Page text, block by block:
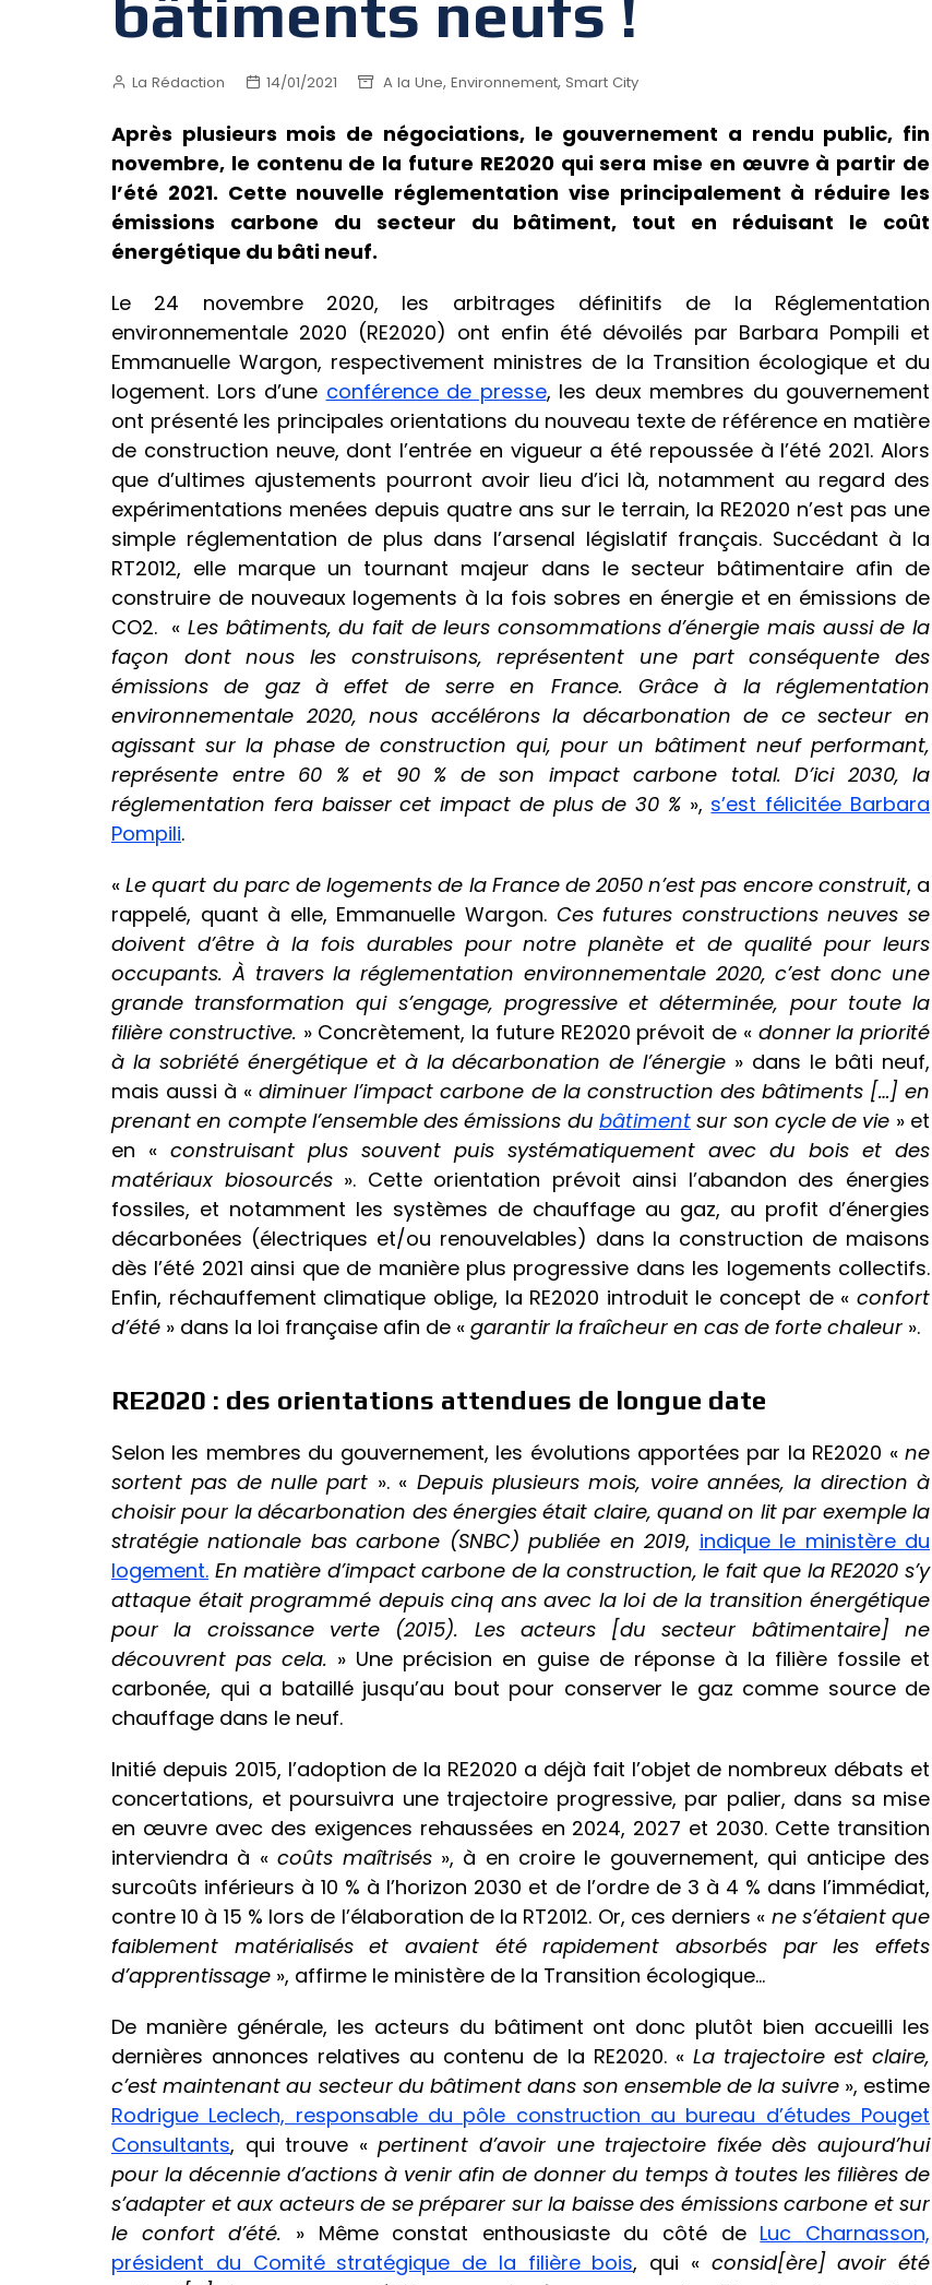
La Rédaction 14/01/2021 A la Une, Environnement, Smart City
Après plusieurs mois de négociations, le gouvernement a rendu public, fin
novembre, le contenu de la future RE2020 qui sera mise en œuvre à partir de
l’été 2021. Cette nouvelle réglementation vise principalement à réduire les
émissions carbone du secteur du bâtiment, tout en réduisant le coût
énergétique du bâti neuf.
Le 24 novembre 2020, les arbitrages définitifs de la Réglementation
environnementale 2020 (RE2020) ont enfin été dévoilés par Barbara Pompili et
Emmanuelle Wargon, respectivement ministres de la Transition écologique et du
logement. Lors d’une conférence de presse, les deux membres du gouvernement
ont présenté les principales orientations du nouveau texte de référence en matière
de construction neuve, dont l’entrée en vigueur a été repoussée à l’été 2021. Alors
que d’ultimes ajustements pourront avoir lieu d’ici là, notamment au regard des
expérimentations menées depuis quatre ans sur le terrain, la RE2020 n’est pas une
simple réglementation de plus dans l’arsenal législatif français. Succédant à la
RT2012, elle marque un tournant majeur dans le secteur bâtimentaire afin de
construire de nouveaux logements à la fois sobres en énergie et en émissions de
CO2. « Les bâtiments, du fait de leurs consommations d’énergie mais aussi de la
façon dont nous les construisons, représentent une part conséquente des
émissions de gaz à effet de serre en France. Grâce à la réglementation
environnementale 2020, nous accélérons la décarbonation de ce secteur en
agissant sur la phase de construction qui, pour un bâtiment neuf performant,
représente entre 60 % et 90 % de son impact carbone total. D’ici 2030, la
réglementation fera baisser cet impact de plus de 30 % », s’est félicitée Barbara
Pompili.
«Le quart du parc de logements de la France de 2050 n’est pas encore construit, a
rappelé, quant à elle, Emmanuelle Wargon. Ces futures constructions neuves se
doivent d’être à la fois durables pour notre planète et de qualité pour leurs
occupants. À travers la réglementation environnementale 2020, c’est donc une
grande transformation qui s’engage, progressive et déterminée, pour toute la
filière constructive. » Concrètement, la future RE2020 prévoit de « donner la priorité
à la sobriété énergétique et à la décarbonation de l’énergie » dans le bâti neuf,
mais aussi à «diminuer l’impact carbone de la construction des bâtiments […] en
prenant en compte l’ensemble des émissions du bâtiment sur son cycle de vie » et
en « construisant plus souvent puis systématiquement avec du bois et des
matériaux biosourcés ». Cette orientation prévoit ainsi l’abandon des énergies
fossiles, et notamment les systèmes de chauffage au gaz, au profit d’énergies
décarbonées (électriques et/ou renouvelables) dans la construction de maisons
dès l’été 2021 ainsi que de manière plus progressive dans les logements collectifs.
Enfin, réchauffement climatique oblige, la RE2020 introduit le concept de « confort
d’été » dans la loi française afin de « garantir la fraîcheur en cas de forte chaleur ».
RE2020 : des orientations attendues de longue date
Selon les membres du gouvernement, les évolutions apportées par la RE2020 «ne
sortent pas de nulle part ». « Depuis plusieurs mois, voire années, la direction à
choisir pour la décarbonation des énergies était claire, quand on lit par exemple la
stratégie nationale bas carbone (SNBC) publiée en 2019, indique le ministère du
logement. En matière d’impact carbone de la construction, le fait que la RE2020 s’y
attaque était programmé depuis cinq ans avec la loi de la transition énergétique
pour la croissance verte (2015). Les acteurs [du secteur bâtimentaire] ne
découvrent pas cela. » Une précision en guise de réponse à la filière fossile et
carbonée, qui a bataillé jusqu’au bout pour conserver le gaz comme source de
chauffage dans le neuf.
Initié depuis 2015, l’adoption de la RE2020 a déjà fait l’objet de nombreux débats et
concertations, et poursuivra une trajectoire progressive, par palier, dans sa mise
en œuvre avec des exigences rehaussées en 2024, 2027 et 2030. Cette transition
interviendra à «coûts maîtrisés», à en croire le gouvernement, qui anticipe des
surcoûts inférieurs à 10 % à l’horizon 2030 et de l’ordre de 3 à 4 % dans l’immédiat,
contre 10 à 15 % lors de l’élaboration de la RT2012. Or, ces derniers « ne s’étaient que
faiblement matérialisés et avaient été rapidement absorbés par les effets
d’apprentissage », affirme le ministère de la Transition écologique…
De manière générale, les acteurs du bâtiment ont donc plutôt bien accueilli les
dernières annonces relatives au contenu de la RE2020. « La trajectoire est claire,
c’est maintenant au secteur du bâtiment dans son ensemble de la suivre », estime
Rodrigue Leclech, responsable du pôle construction au bureau d’études Pouget
Consultants, qui trouve «pertinent d’avoir une trajectoire fixée dès aujourd’hui
pour la décennie d’actions à venir afin de donner du temps à toutes les filières de
s’adapter et aux acteurs de se préparer sur la baisse des émissions carbone et sur
le confort d’été. » Même constat enthousiaste du côté de Luc Charnasson,
président du Comité stratégique de la filière bois, qui « consid[ère] avoir été